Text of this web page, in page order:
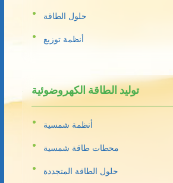
حلول الطاقة
أنظمة توزيع
توليد الطاقة الكهروضوئية
أنظمة شمسية
محطات طاقة شمسية
حلول الطاقة المتجددة